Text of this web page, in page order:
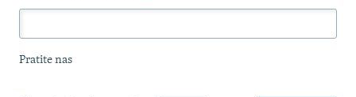
Pratite nas